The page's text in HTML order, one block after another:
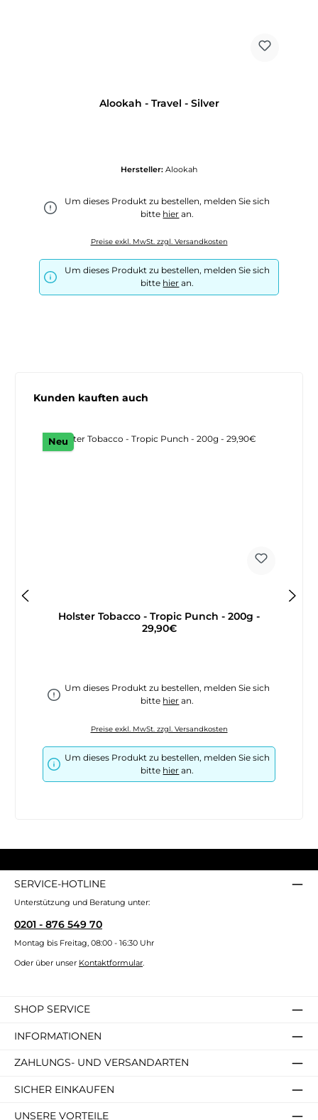
Alookah - Travel - Silver
Hersteller: Alookah
Um dieses Produkt zu bestellen, melden Sie sich
bitte hier an.
Preise exkl. MwSt. zzgl. Versandkosten
Um dieses Produkt zu bestellen, melden Sie sich
bitte hier an.
Produktgalerie überspringen
Kunden kauften auch
Neu
Holster Tobacco - Tropic Punch - 200g -
29,90€
Um dieses Produkt zu bestellen, melden Sie sich
bitte hier an.
Preise exkl. MwSt. zzgl. Versandkosten
Um dieses Produkt zu bestellen, melden Sie sich
bitte hier an.
SERVICE-HOTLINE
Unterstützung und Beratung unter:
0201 - 876 549 70
Montag bis Freitag, 08:00 - 16:30 Uhr
Oder über unser Kontaktformular.
SHOP SERVICE
INFORMATIONEN
ZAHLUNGS- UND VERSANDARTEN
SICHER EINKAUFEN
UNSERE VORTEILE